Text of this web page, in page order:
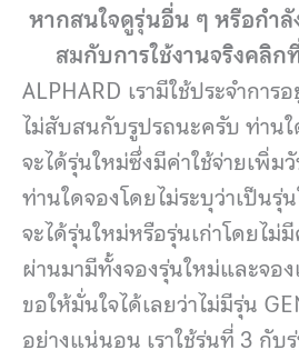
หากสนใจดูรุ่นอื่น ๆ หรือกำลั
สมกับการใช้งานจริงคลิก
ALPHARD เรามีใช้ประจำกา
ไม่สับสนกับรูปรถนะครับ ท่าน
จะได้รุ่นใหม่ซึ่งมีค่าใช้จ่ายเพิ่
ท่านใดจองโดยไม่ระบุว่าเป็นรุ่
จะได้รุ่นใหม่หรือรุ่นเก่าโดยไม่
ผ่านมามีทั้งจองรุ่นใหม่และจอ
ขอให้มั่นใจได้เลยว่าไม่มีรุ่น
อย่างแน่นอน เราใช้รุ่นที่ 3 กับ